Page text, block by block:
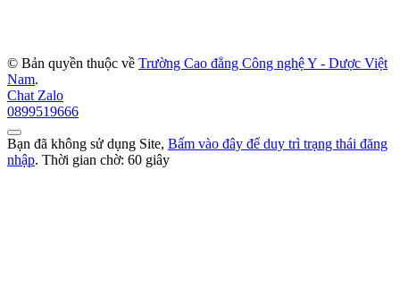
© Bản quyền thuộc về Trường Cao đẳng Công nghệ Y - Dược Việt
Nam.
Chat Zalo
0899519666
Bạn đã không sử dụng Site, Bấm vào đây để duy trì trạng thái đăng
nhập. Thời gian chờ: 60 giây